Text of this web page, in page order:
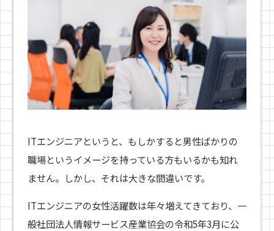
ITエンジニアというと、もしかすると男性ばかりの
職場というイメージを持っている方もいるかも知れ
ません。しかし、それは大きな間違いです。
ITエンジニアの女性活躍数は年々増えてきており、一
般社団法人情報サービス産業協会の令和5年3月に公